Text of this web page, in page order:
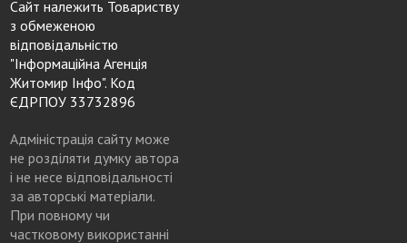
Сайт належить Товариству
з обмеженою
відповідальністю
"Інформаційна Агенція
Житомир Інфо". Код
ЄДРПОУ 33732896
Адміністрація сайту може
не розділяти думку автора
і не несе відповідальності
за авторські матеріали.
При повному чи
частковому використанні